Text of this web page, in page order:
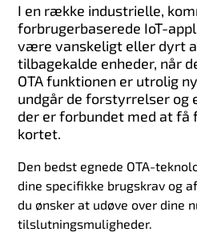
I en række industrielle,
forbrugerbaserede IoT-
være vanskeligt eller dyrt
tilbagekalde enheder, når
OTA funktionen er utrolig
undgår de forstyrrelser og
der er forbundet med at få
kortet.
Den bedst egnede OTA-
dine specifikke brugskrav og
du ønsker at udøve over dine
tilslutningsmuligheder.